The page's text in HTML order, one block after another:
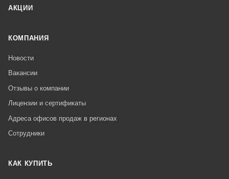
АКЦИИ
КОМПАНИЯ
Новости
Вакансии
Отзывы о компании
Лицензии и сертификаты
Адреса офисов продаж в регионах
Сотрудники
КАК КУПИТЬ